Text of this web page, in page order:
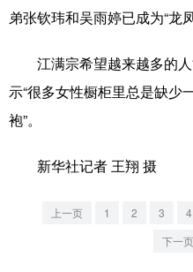
山东 河南
广东 广西
四川 贵州
新疆 内蒙古
弟张钦玮和吴雨婷已成为“龙
江满宗希望越来越多的人
示“很多女性橱柜里总是缺少
袍”。
新华社记者 王翔 摄
上一页 1 2 3 4
下一页